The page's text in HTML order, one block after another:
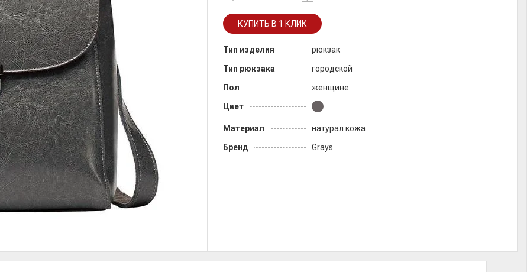
Тип изделия
рюкзак
Тип рюкзака
городской
Пол
женщине
Цвет
Материал
натурал кожа
Бренд
Grays